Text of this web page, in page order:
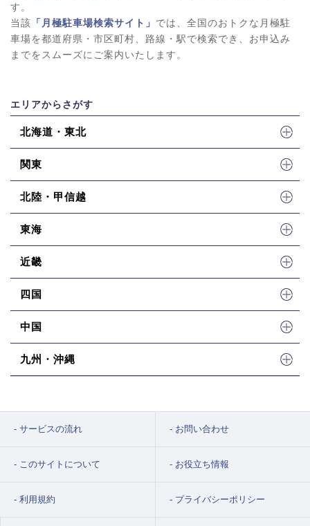
す。
当該 「月極駐車場検索サイト」 では、全国のおトクな月極駐
車場を都道府県・市区町村、路線・駅で検索でき、お申込み
までをスムーズにご案内いたします。
エリアからさがす
北海道・東北
関東
北陸・甲信越
東海
近畿
四国
中国
九州・沖縄
サービスの流れ お問い合わせ
このサイトについて お役立ち情報
利用規約 プライバシーポリシー